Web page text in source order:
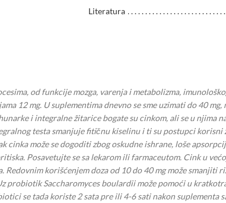
Literatura
od funkcije mozga, varenja i metabolizma,
12 mg. U suplementima dnevno se sme uzimati do 40
i integralne žitarice bogate su cinkom, ali se u
testa smanjuje fitičnu kiselinu i ti su postupci
može se dogoditi zbog oskudne ishrane, loše
Posavetujte se sa lekarom ili farmaceutom. Cink u
korišćenjem doza od 10 do 40 mg može
probiotik Saccharomyces boulardii može pomoći u
se tada koriste 2 sata pre ili 4-6 sati nakon suplementa